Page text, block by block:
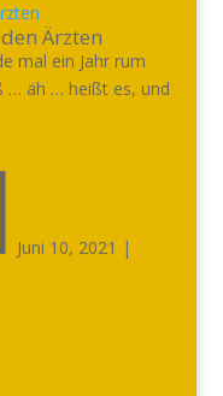
Ärzten
mal ein Jahr rum
… äh … heißt es, und
Juni 10, 2021 |